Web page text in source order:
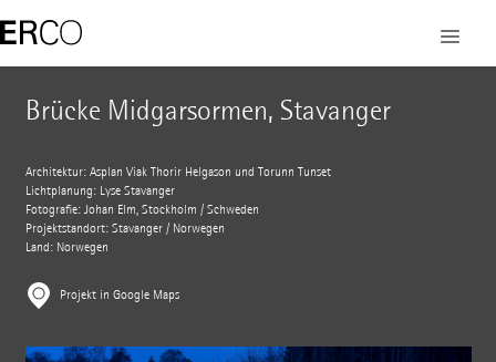
Brücke Midgarsormen, Stavanger
Architektur: Asplan Viak Thorir Helgason und Torunn Tunset
Lichtplanung: Lyse Stavanger
Fotografie: Johan Elm, Stockholm / Schweden
Projektstandort: Stavanger / Norwegen
Land: Norwegen
Projekt in Google Maps